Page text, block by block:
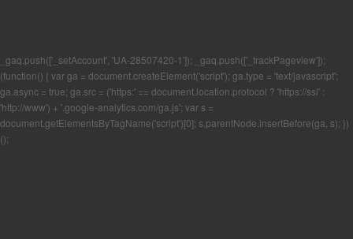
_gaq.push(['_setAccount', 'UA-28507420-1']); _gaq.push(['_trackPageview']);
(function() { var ga = document.createElement('script'); ga.type = 'text/javascript';
ga.async = true; ga.src = ('https:' == document.location.protocol ? 'https://ssl' :
'http://www') + '.google-analytics.com/ga.js'; var s =
document.getElementsByTagName('script')[0]; s.parentNode.insertBefore(ga, s); })
();